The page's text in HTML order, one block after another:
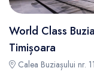
World Class
Timișoara
Calea Buziașului nr.